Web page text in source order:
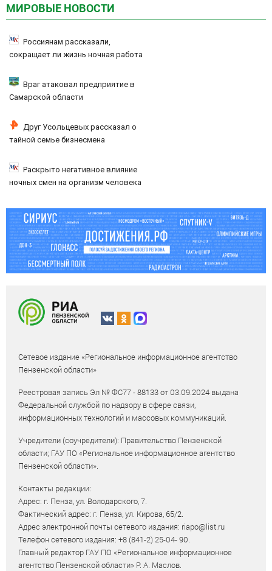
МИРОВЫЕ НОВОСТИ
Россиянам рассказали,
сокращает ли жизнь ночная работа
Враг атаковал предприятие в
Самарской области
Друг Усольцевых рассказал о
тайной семье бизнесмена
Раскрыто негативное влияние
ночных смен на организм человека
Сетевое издание «Региональное информационное агентство
Пензенской области»
Реестровая запись Эл № ФС77 - 88133 от 03.09.2024 выдана
Федеральной службой по надзору в сфере связи,
информационных технологий и массовых коммуникаций.
Учредители (соучредители): Правительство Пензенской
области; ГАУ ПО «Региональное информационное агентство
Пензенской области».
Контакты редакции:
Адрес: г. Пенза, ул. Володарского, 7.
Фактический адрес: г. Пенза, ул. Кирова, 65/2.
Адрес электронной почты сетевого издания: riapo@list.ru
Телефон сетевого издания: +8 (841-2) 25-04- 90.
Главный редактор ГАУ ПО «Региональное информационное
агентство Пензенской области» Р. А. Маслов.